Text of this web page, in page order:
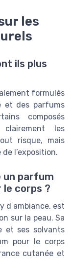
les
ils plus
formulés
et des parfums
composés
les
risque, mais
l’exposition.
un parfum
corps ?
d ambiance, est
sur la peau. Sa
et ses solvants
pour le corps
cutanée et